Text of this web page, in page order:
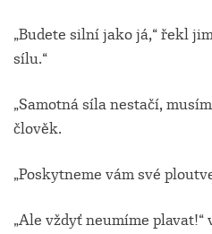
„Budete silní jako já,“ řekl
sílu.“
„Samotná síla nestačí,
člověk.
„Poskytneme vám své
„Ale vždyť neumíme